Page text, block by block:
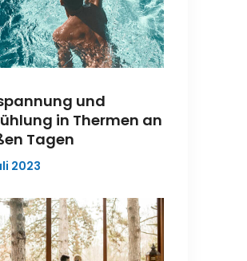
und
in Thermen an
Tagen
2023